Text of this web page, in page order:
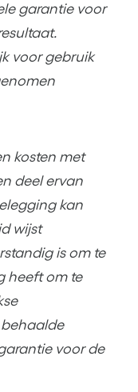
garantie voor
voor gebruik
kosten met
deel ervan
kan
wijst
is om te
heeft om te
voor de